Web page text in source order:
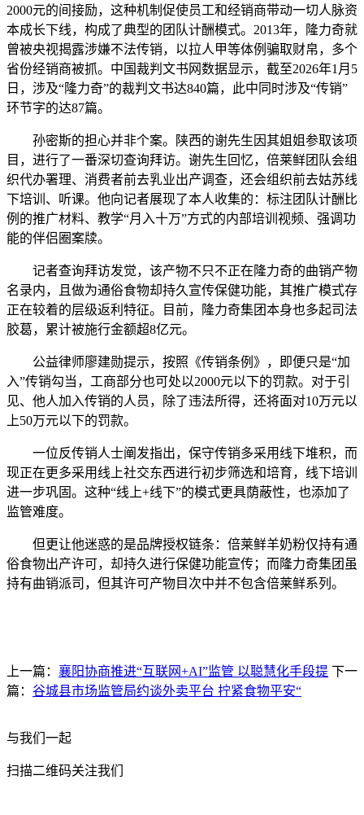
2000元的间接励，这种机制促使员工和经销商带动一切人脉资
本成长下线，构成了典型的团队计酬模式。2013年，隆力奇就
曾被央视揭露涉嫌不法传销，以拉人甲等体例骗取财帛，多个
省份经销商被抓。中国裁判文书网数据显示，截至2026年1月5
日，涉及“隆力奇”的裁判文书达840篇，此中同时涉及“传销”
环节字的达87篇。
孙密斯的担心并非个案。陕西的谢先生因其姐姐参取该项
目，进行了一番深切查询拜访。谢先生回忆，倍莱鲜团队会组
织代办署理、消费者前去乳业出产调查，还会组织前去姑苏线
下培训、听课。他向记者展现了本人收集的：标注团队计酬比
例的推广材料、教学“月入十万”方式的内部培训视频、强调功
能的伴侣圈案牍。
记者查询拜访发觉，该产物不只不正在隆力奇的曲销产物
名录内，且做为通俗食物却持久宣传保健功能，其推广模式存
正在较着的层级返利特征。目前，隆力奇集团本身也多起司法
胶葛，累计被施行金额超8亿元。
公益律师廖建勋提示，按照《传销条例》，即便只是“加
入”传销勾当，工商部分也可处以2000元以下的罚款。对于引
见、他人加入传销的人员，除了违法所得，还将面对10万元以
上50万元以下的罚款。
一位反传销人士阐发指出，保守传销多采用线下堆积，而
现正在更多采用线上社交东西进行初步筛选和培育，线下培训
进一步巩固。这种“线上+线下”的模式更具荫蔽性，也添加了
监管难度。
但更让他迷惑的是品牌授权链条：倍莱鲜羊奶粉仅持有通
俗食物出产许可，却持久进行保健功能宣传；而隆力奇集团虽
持有曲销派司，但其许可产物目次中并不包含倍莱鲜系列。
上一篇： 襄阳协商推进“互联网+AI”监管 以聪慧化手段提 下一
篇： 谷城县市场监管局约谈外卖平台 拧紧食物平安“
与我们一起
扫描二维码关注我们